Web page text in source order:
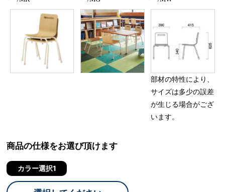
部材の特性により、
サイズは多少の誤差
が生じる場合がござ
います。
商品の仕様をお選び頂けます
カラー選択1